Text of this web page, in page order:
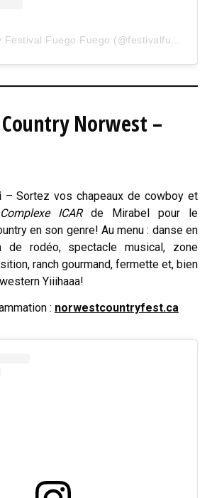
Norwest –
– Sortez vos chapeaux de cowboy et
Complexe ICARde Mirabel pour le
en son genre! Au menu : danse en
de rodéo, spectacle musical, zone
ranch gourmand, fermette et, bien
Yiiihaaa!
: norwestcountryfest.ca